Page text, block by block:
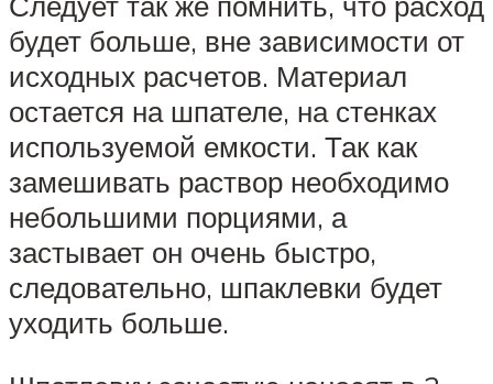
будет больше, вне зависимости от
исходных расчетов. Материал
остается на шпателе, на стенках
используемой емкости. Так как
замешивать раствор необходимо
небольшими порциями, а
застывает он очень быстро,
следовательно, шпаклевки будет
уходить больше.